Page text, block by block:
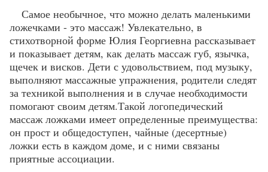
Самое необычное, что можно делать маленькими
ложечками - это массаж! Увлекательно, в
стихотворной форме Юлия Георгиевна рассказывает
и показывает детям, как делать массаж губ, язычка,
щечек и висков. Дети с удовольствием, под музыку,
выполняют массажные упражнения, родители следят
за техникой выполнения и в случае необходимости
помогают своим детям.Такой логопедический
массаж ложками имеет определенные преимущества:
он прост и общедоступен, чайные (десертные)
ложки есть в каждом доме, и с ними связаны
приятные ассоциации.